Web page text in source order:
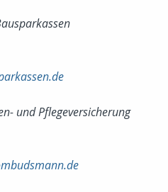
und Pflegeversicherung